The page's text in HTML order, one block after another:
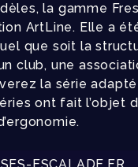
la gamme
ArtLine. Elle a
que soit la
club, une
la série
ont fait l’objet